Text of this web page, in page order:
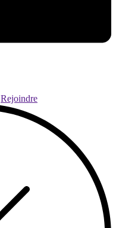
Rejoindre